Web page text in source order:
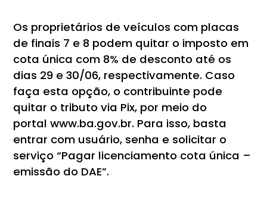
Os proprietários de veículos com placas
de finais 7 e 8 podem quitar o imposto em
cota única com 8% de desconto até os
dias 29 e 30/06, respectivamente. Caso
faça esta opção, o contribuinte pode
quitar o tributo via Pix, por meio do
portal www.ba.gov.br. Para isso, basta
entrar com usuário, senha e solicitar o
serviço “Pagar licenciamento cota única –
emissão do DAE”.